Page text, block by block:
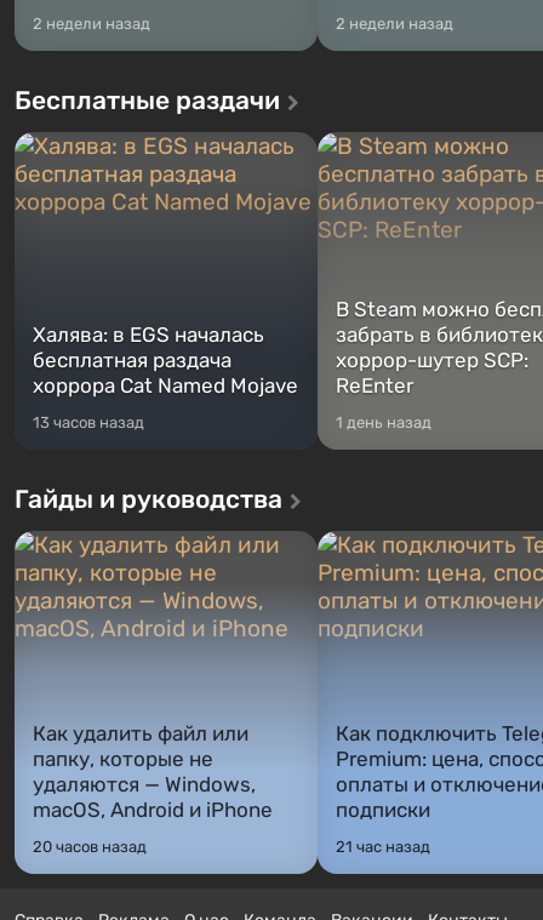
2 недели назад 2 недели назад
Бесплатные раздачи
Халява: в EGS началась
бесплатная раздача
хоррора Cat Named Mojave
13 часов назад
В Steam можно
забрать в
хоррор-шутер SCP:
ReEnter
1 день назад
Гайды и руководства
Как удалить файл или
папку, которые не
удаляются — Windows,
macOS, Android и iPhone
20 часов назад
Как подключить
Premium: цена,
оплаты и
подписки
21 час назад